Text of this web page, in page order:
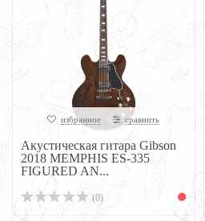
избранное сравнить
Акустическая гитара Gibson
2018 MEMPHIS ES-335
FIGURED AN...
(0)